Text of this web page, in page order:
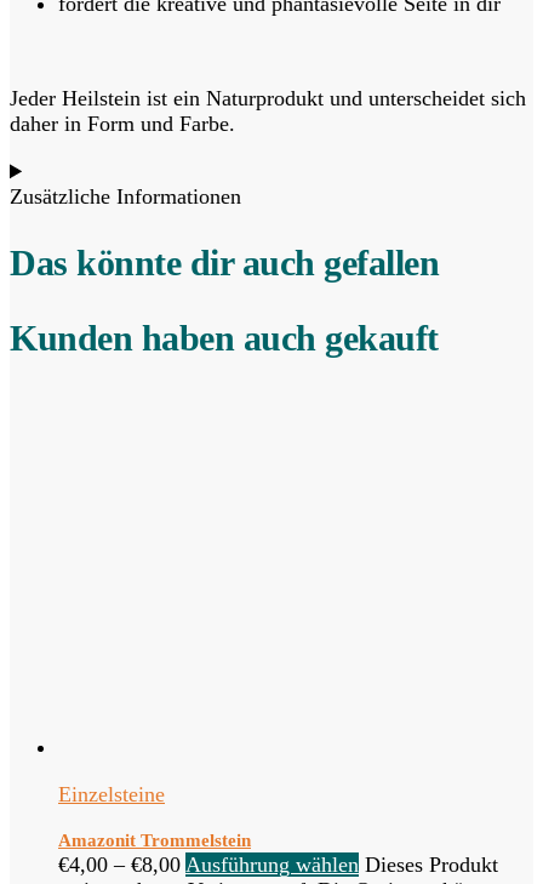
Jeder Heilstein ist ein Naturprodukt und unterscheidet sich
daher in Form und Farbe.
Zusätzliche Informationen
Das könnte dir auch gefallen
Kunden haben auch gekauft
Einzelsteine
Amazonit Trommelstein
€4,00 – €8,00 Ausführung wählen Dieses Produkt